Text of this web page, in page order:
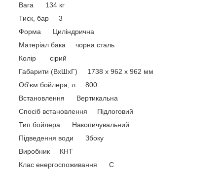
Вага 134 кг
Тиск, бар 3
Форма Циліндрична
Матеріал бака чорна сталь
Колір сірий
Габарити (ВхШхГ) 1738 x 962 x 962 мм
Об'єм бойлера, л 800
Встановлення Вертикальна
Спосіб встановлення Підлоговий
Тип бойлера Накопичувальний
Підведення води Збоку
Виробник КНТ
Клас енергоспоживання С